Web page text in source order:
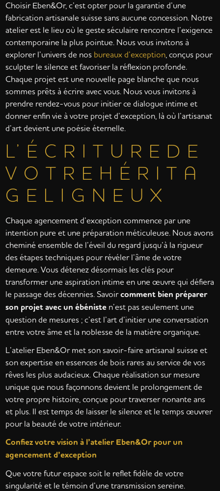
Choisir Eben&Or, c’est opter pour la garantie d’une
fabrication artisanale suisse sans aucune concession. Notre
atelier est le lieu où le geste séculaire rencontre l’exigence
contemporaine la plus pointue. Nous vous invitons à
explorer l’univers de nos bureaux d’exception , conçus pour
sculpter le silence et favoriser la réflexion profonde.
Chaque projet est une nouvelle page blanche que nous
sommes prêts à écrire avec vous. Nous vous invitons à
prendre rendez-vous pour initier ce dialogue intime et
donner enfin vie à votre projet d’exception, là où l’artisanat
d’art devient une poésie éternelle.
L’ É C R I T U R E D E
V O T R E H É R I T A
G E L I G N E U X
Chaque agencement d’exception commence par une
intention pure et une préparation méticuleuse. Nous avons
cheminé ensemble de l’éveil du regard jusqu’à la rigueur
des étapes techniques pour révéler l’âme de votre
demeure. Vous détenez désormais les clés pour
transformer une aspiration intime en une œuvre qui défiera
le passage des décennies. Savoircomment bien préparer
son projet avec un ébéniste n’est pas seulement une
question de mesures ; c’est l’art d’initier une conversation
entre votre âme et la noblesse de la matière organique.
L’atelier Eben&Or met son savoir-faire artisanal suisse et
son expertise en essences de bois rares au service de vos
rêves les plus audacieux. Chaque réalisation sur mesure
unique que nous façonnons devient le prolongement de
votre propre histoire, conçue pour traverser nonante ans
et plus. Il est temps de laisser le silence et le temps œuvrer
pour la beauté de votre intérieur.
Confiez votre vision à l’atelier Eben&Or pour un
agencement d’exception
Que votre futur espace soit le reflet fidèle de votre
singularité et le témoin d’une transmission sereine.